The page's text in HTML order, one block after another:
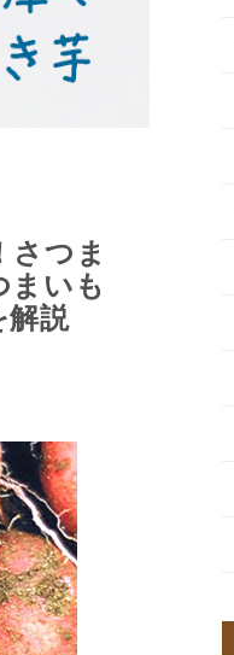
さつま
まいも
解説